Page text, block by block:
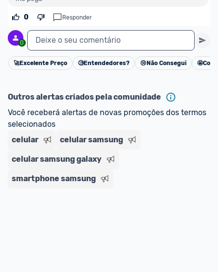
oferta do Promobit
ou MercadoLíder Platinum.
E lembre-se: você sempre pode contar ajuda da
comunidade para tirar dúvidas ou acionar os
nossos Admins marcando @admin em um
0 Responder
0 Deixe o seu comentário
Cancelar
🚀Excelente Preço 🧐Entendedores? 😢 Não Consegui 🤩
Outros alertas criados pela comunidade
Você receberá alertas de novas promoções dos termos
selecionados
celular
celular samsung
celular samsung galaxy
smartphone samsung